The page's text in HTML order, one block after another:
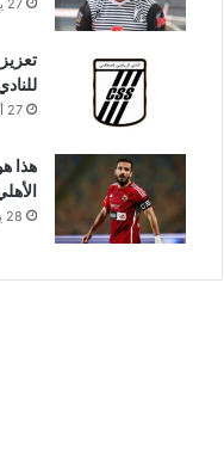
27 يونيو 2024
27 أغسطس 2024
هذا
28 يوليو 2024